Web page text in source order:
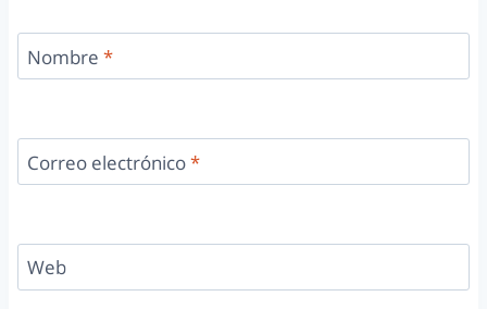
Nombre *
Correo electrónico*
Web